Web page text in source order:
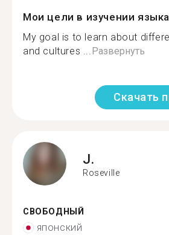
Мои цели в изучении языка
My goal is to learn about
and cultures ... Развернуть
Скачать
J.
Roseville
СВОБОДНЫЙ
японский